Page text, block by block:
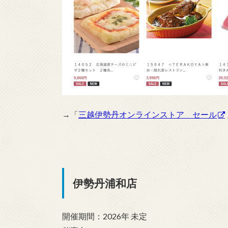
→「三越伊勢丹オンラインストア セール
伊勢丹浦和店
開催期間：2026年 未定